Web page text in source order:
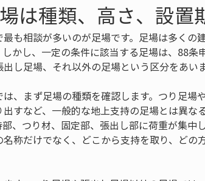
は種類、高さ、設置
も相談が多いのが足場です。足場は多くの
かし、一定の条件に該当する足場は、88
し足場、それ以外の足場という区分をあい
、まず足場の種類を確認します。つり足場
出すなど、一般的な地上支持の足場とは異
、つり材、固定部、張出し部に荷重が集中
名称だけでなく、どこから支持を取り、ど